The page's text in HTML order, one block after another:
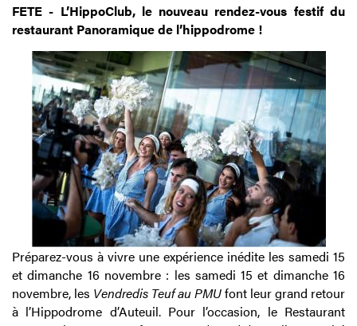
FETE - L’HippoClub, le nouveau rendez-vous festif du
restaurant Panoramique de l’hippodrome !
Préparez-vous à vivre une expérience inédite les samedi 15
et dimanche 16 novembre : les samedi 15 et dimanche 16
novembre, les Vendredis Teuf au PMUfont leur grand retour
à l’Hippodrome d’Auteuil. Pour l’occasion, le Restaurant